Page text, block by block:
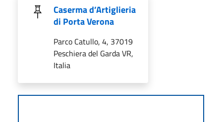
Caserma d’Artiglieria
di Porta Verona
Parco Catullo, 4, 37019
Peschiera del Garda VR,
Italia